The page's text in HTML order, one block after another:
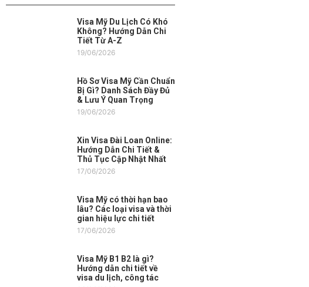
Visa Mỹ Du Lịch Có Khó
Không? Hướng Dẫn Chi
Tiết Từ A-Z
19/06/2026
Hồ Sơ Visa Mỹ Cần Chuẩn
Bị Gì? Danh Sách Đầy Đủ
& Lưu Ý Quan Trọng
19/06/2026
Xin Visa Đài Loan Online:
Hướng Dẫn Chi Tiết &
Thủ Tục Cập Nhật Nhất
17/06/2026
Visa Mỹ có thời hạn bao
lâu? Các loại visa và thời
gian hiệu lực chi tiết
17/06/2026
Visa Mỹ B1 B2 là gì?
Hướng dẫn chi tiết về
visa du lịch, công tác